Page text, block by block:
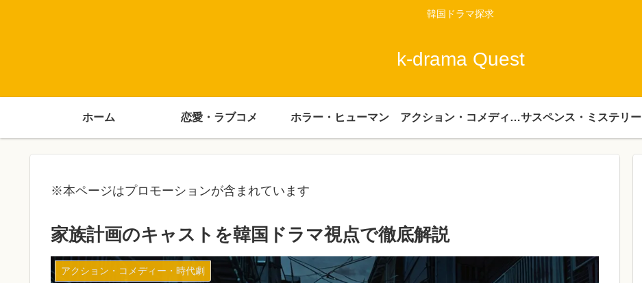
韓国ドラマ探求
k-drama Quest
ホーム 恋愛・ラブコメ ホラー・ヒューマン アクション・コメディー・時代劇サスペンス・ミステリー
※本ページはプロモーションが含まれています
家族計画のキャストを韓国ドラマ視点で徹底解説
アクション・コメディー・時代劇